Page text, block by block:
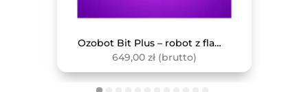
Ozobot Bit Plus – robot z flamastrami
649,00 zł (brutto)